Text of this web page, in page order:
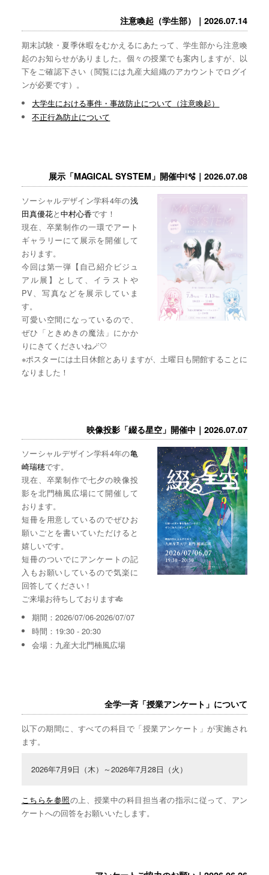
注意喚起（学生部）｜2026.07.14
期末試験・夏季休暇をむかえるにあたって、学生部から注意喚
起のお知らせがありました。個々の授業でも案内しますが、以
下をご確認下さい（閲覧には九産大組織のアカウントでログイ
ンが必要です）。
大学生における事件・事故防止について（注意喚起）
不正行為防止について
展示「MAGICAL SYSTEM」開催中❕🫧｜2026.07.08
ソーシャルデザイン学科4年の浅
田真優花と中村心香です！
現在、卒業制作の一環でアート
ギャラリーにて展示を開催して
おります。
今回は第一弾【自己紹介ビジュ
アル展】として、イラストや
PV、写真などを展示していま
す。
可愛い空間になっているので、
ぜひ「ときめきの魔法」にかか
りにきてくださいね🪄🤍
※ポスターには土日休館とありますが、土曜日も開館することに
なりました！
映像投影「綴る星空」開催中｜2026.07.07
ソーシャルデザイン学科4年の亀
崎瑞穂です。
現在、卒業制作で七夕の映像投
影を北門楠風広場にて開催して
おります。
短冊を用意しているのでぜひお
願いごとを書いていただけると
嬉しいです。
短冊のついでにアンケートの記
入もお願いしているので気楽に
回答してください！
ご来場お待ちしております🎋
期間：2026/07/06-2026/07/07
時間：19:30 - 20:30
会場：九産大北門楠風広場
全学一斉「授業アンケート」について
以下の期間に、すべての科目で「授業アンケート」が実施され
ます。
2026年7月9日（木）～2026年7月28日（火）
こちらを参照の上、授業中の科目担当者の指示に従って、アン
ケートへの回答をお願いいたします。